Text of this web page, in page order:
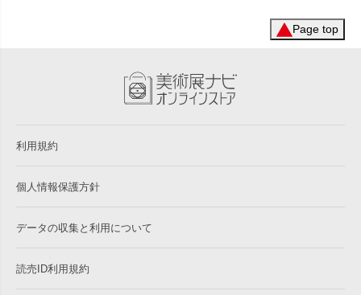
Page top
利用規約
個人情報保護方針
データの収集と利用について
読売ID利用規約